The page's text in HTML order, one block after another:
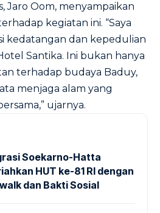
Jaro Oom, menyampaikan
kegiatan ini. “Saya
kedatangan dan kepedulian
Santika. Ini bukan hanya
terhadap budaya Baduy,
menjaga alam yang
ujarnya.
Soekarno-Hatta
HUT ke-81 RI dengan
dan Bakti Sosial